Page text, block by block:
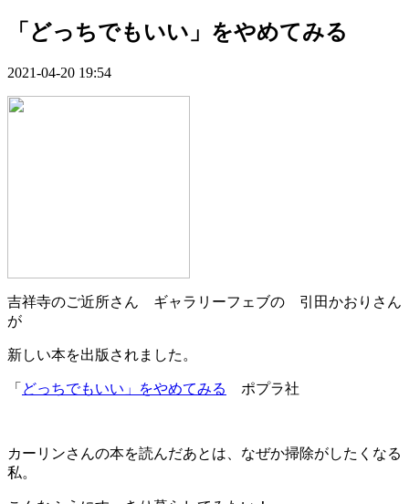
「どっちでもいい」をやめてみる
2021-04-20 19:54
吉祥寺のご近所さん ギャラリーフェブの 引田かおりさん
が
新しい本を出版されました。
「 どっちでもいい」をやめてみる ポプラ社
カーリンさんの本を読んだあとは、なぜか掃除がしたくなる
私。